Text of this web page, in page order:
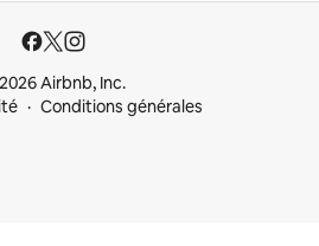
Airbnb, Inc.
Conditions générales